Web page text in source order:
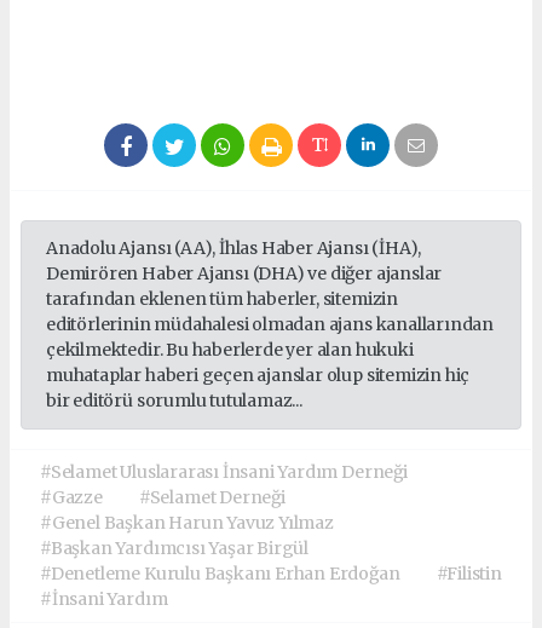
Anadolu Ajansı (AA), İhlas Haber Ajansı (İHA),
Demirören Haber Ajansı (DHA) ve diğer ajanslar
tarafından eklenen tüm haberler, sitemizin
editörlerinin müdahalesi olmadan ajans kanallarından
çekilmektedir. Bu haberlerde yer alan hukuki
muhataplar haberi geçen ajanslar olup sitemizin hiç
bir editörü sorumlu tutulamaz...
#Selamet Uluslararası İnsani Yardım Derneği
#Gazze
#Selamet Derneği
#Genel Başkan Harun Yavuz Yılmaz
#Başkan Yardımcısı Yaşar Birgül
#Denetleme Kurulu Başkanı Erhan Erdoğan
#Filistin
#İnsani Yardım